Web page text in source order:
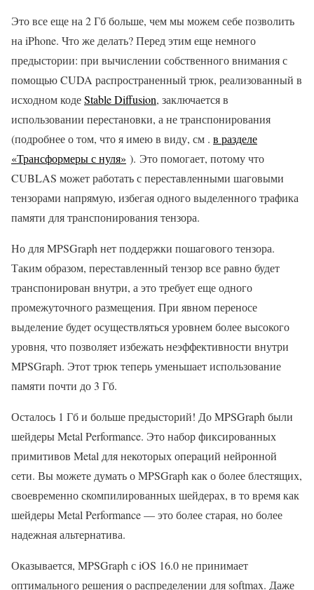
Это все еще на 2 Гб больше, чем мы можем себе позволить
на iPhone. Что же делать? Перед этим еще немного
предыстории: при вычислении собственного внимания с
помощью CUDA распространенный трюк, реализованный в
исходном кодеStable Diffusion, заключается в
использовании перестановки, а не транспонирования
(подробнее о том, что я имею в виду, см . в разделе
«Трансформеры с нуля» ). Это помогает, потому что
CUBLAS может работать с переставленными шаговыми
тензорами напрямую, избегая одного выделенного трафика
памяти для транспонирования тензора.
Но для MPSGraph нет поддержки пошагового тензора.
Таким образом, переставленный тензор все равно будет
транспонирован внутри, а это требует еще одного
промежуточного размещения. При явном переносе
выделение будет осуществляться уровнем более высокого
уровня, что позволяет избежать неэффективности внутри
MPSGraph. Этот трюк теперь уменьшает использование
памяти почти до 3 Гб.
Осталось 1 Гб и больше предысторий! До MPSGraph были
шейдеры Metal Performance. Это набор фиксированных
примитивов Metal для некоторых операций нейронной
сети. Вы можете думать о MPSGraph как о более блестящих,
своевременно скомпилированных шейдерах, в то время как
шейдеры Metal Performance — это более старая, но более
надежная альтернатива.
Оказывается, MPSGraph с iOS 16.0 не принимает
оптимального решения о распределении для softmax. Даже